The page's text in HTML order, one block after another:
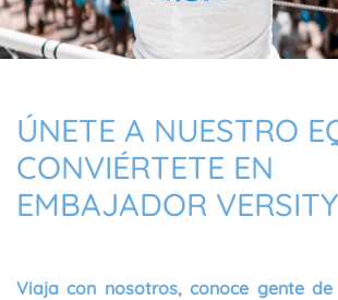
ÚNETE A NUESTRO
CONVIÉRTETE EN
EMBAJADOR VERSITY
Viaja con nosotros, conoce gente